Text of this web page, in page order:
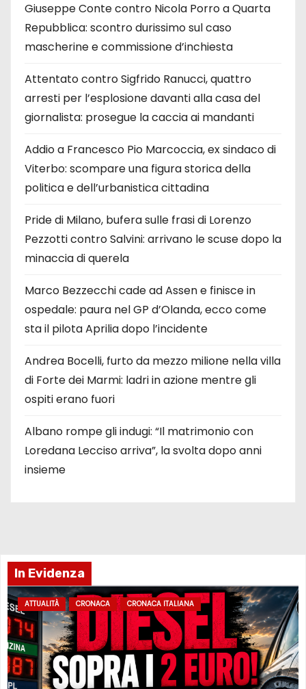
Giuseppe Conte contro Nicola Porro a Quarta
Repubblica: scontro durissimo sul caso
mascherine e commissione d’inchiesta
Attentato contro Sigfrido Ranucci, quattro
arresti per l’esplosione davanti alla casa del
giornalista: prosegue la caccia ai mandanti
Addio a Francesco Pio Marcoccia, ex sindaco di
Viterbo: scompare una figura storica della
politica e dell’urbanistica cittadina
Pride di Milano, bufera sulle frasi di Lorenzo
Pezzotti contro Salvini: arrivano le scuse dopo la
minaccia di querela
Marco Bezzecchi cade ad Assen e finisce in
ospedale: paura nel GP d’Olanda, ecco come
sta il pilota Aprilia dopo l’incidente
Andrea Bocelli, furto da mezzo milione nella villa
di Forte dei Marmi: ladri in azione mentre gli
ospiti erano fuori
Albano rompe gli indugi: “Il matrimonio con
Loredana Lecciso arriva”, la svolta dopo anni
insieme
In Evidenza
ATTUALITÀ CRONACA CRONACA ITALIANA